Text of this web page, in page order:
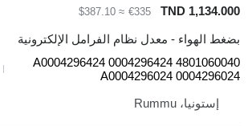
TND
€335
≈ $387.10
- معدل نظام الفرامل الإلكترونية
4801060040 A0004296424 0004296424
A0004296024
ديزل /